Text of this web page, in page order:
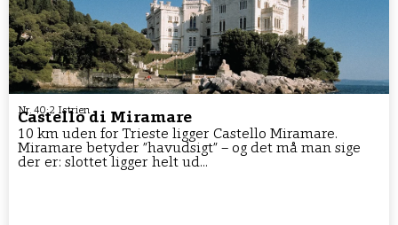
Nr. 40:2 Istrien
Castello di Miramare
10 km uden for Trieste ligger Castello Miramare.
Miramare betyder ”havudsigt” – og det må man sige
der er: slottet ligger helt ud...